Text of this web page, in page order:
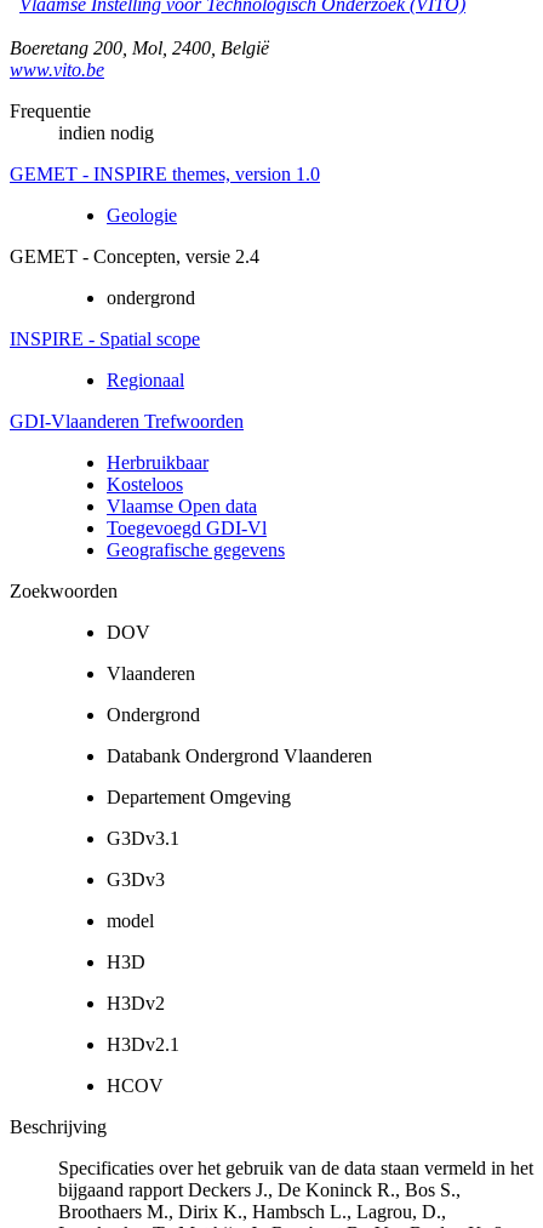
Boeretang 200 Mol 2400 België
www.vito.be
Frequentie
indien nodig
GEMET - INSPIRE themes, version 1.0
Geologie
GEMET - Concepten, versie 2.4
ondergrond
INSPIRE - Spatial scope
Regionaal
GDI-Vlaanderen Trefwoorden
Herbruikbaar
Kosteloos
Vlaamse Open data
Toegevoegd GDI-Vl
Geografische gegevens
Zoekwoorden
DOV
Vlaanderen
Ondergrond
Databank Ondergrond Vlaanderen
Departement Omgeving
G3Dv3.1
G3Dv3
model
H3D
H3Dv2
H3Dv2.1
HCOV
Beschrijving
Specificaties over het gebruik van de data staan vermeld in het
bijgaand rapport Deckers J., De Koninck R., Bos S.,
Broothaers M., Dirix K., Hambsch L., Lagrou, D.,